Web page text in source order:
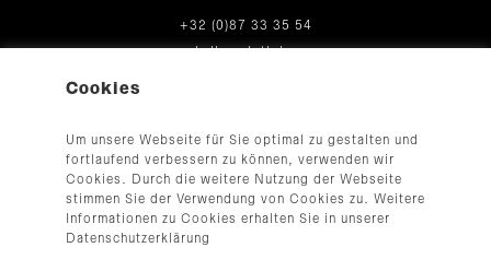
+32 (0)87 33 35 54
hallo@cloth.be
Cookies
Um unsere Webseite für Sie optimal zu gestalten und
fortlaufend verbessern zu können, verwenden wir
Cookies. Durch die weitere Nutzung der Webseite
stimmen Sie der Verwendung von Cookies zu. Weitere
Informationen zu Cookies erhalten Sie in unserer
Datenschutzerklärung